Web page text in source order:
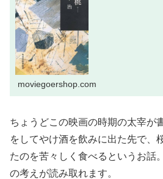
moviegoershop.com
ちょうどこの映画の時期の太宰が
をしてやけ酒を飲みに出た先で、
たのを苦々しく食べるというお話
の考えが読み取れます。